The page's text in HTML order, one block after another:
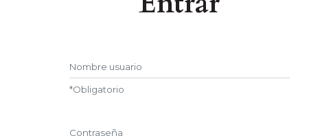
Nombre usuario
*Obligatorio
Contraseña